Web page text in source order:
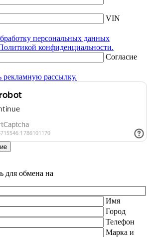
VIN
персональных данных
конфиденциальности.
Согласие
рекламную рассылку.
для обмена на
Имя
Город
Телефон
Марка и